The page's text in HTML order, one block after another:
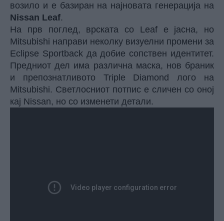
возило и е базиран на најновата генерација на
Nissan Leaf.
На прв поглед, врската со Leaf е јасна, но
Mitsubishi направи неколку визуелни промени за
Eclipse Sportback да добие сопствен идентитет.
Предниот дел има различна маска, нов браник
и препознатливото Triple Diamond лого на
Mitsubishi. Светлосниот потпис е сличен со оној
кај Nissan, но со изменети детали.